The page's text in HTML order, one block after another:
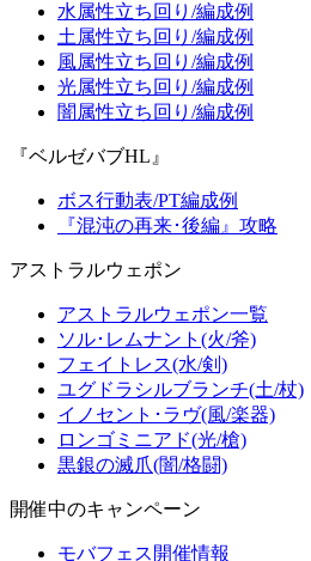
水属性立ち回り/編成例
土属性立ち回り/編成例
風属性立ち回り/編成例
光属性立ち回り/編成例
闇属性立ち回り/編成例
『ベルゼバブHL』
ボス行動表/PT編成例
『混沌の再来･後編』攻略
アストラルウェポン
アストラルウェポン一覧
ソル･レムナント(火/斧)
フェイトレス(水/剣)
ユグドラシルブランチ(土/杖)
イノセント･ラヴ(風/楽器)
ロンゴミニアド(光/槍)
黒銀の滅爪(闇/格闘)
開催中のキャンペーン
モバフェス開催情報